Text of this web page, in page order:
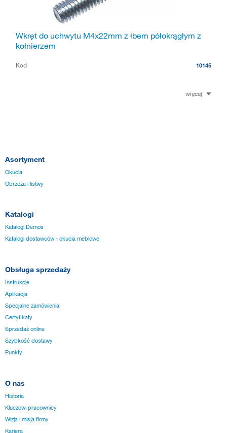
Wkręt do uchwytu M4x22mm z łbem półokrągłym z
kołnierzem
Kod 10145
więcej
Asortyment
Okucia
Obrzeża i listwy
Katalogi
Katalogi Demos
Katalogi dostawców - okucia meblowe
Obsługa sprzedaży
Instrukcje
Aplikacja
Specjalne zamówienia
Certyfikaty
Sprzedaż online
Szybkość dostawy
Punkty
O nas
Historia
Kluczowi pracownicy
Wizja i misja firmy
Kariera